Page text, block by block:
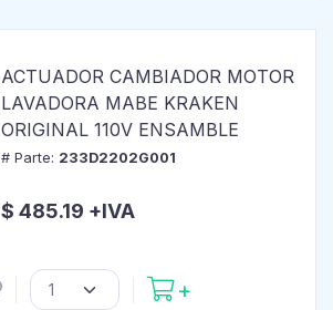
ACTUADOR CAMBIADOR MOTOR
LAVADORA MABE KRAKEN
ORIGINAL 110V ENSAMBLE
# Parte: 233D2202G001
$ 485.19 +IVA